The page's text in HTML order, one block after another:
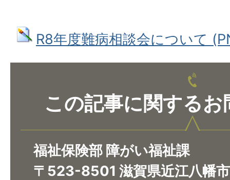
R8年度難病相談会について
この記事に関するお
福祉保険部 障がい福祉課
〒523-8501 滋賀県近江八幡